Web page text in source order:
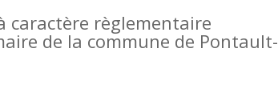
caractère règlementaire
de la commune de Pontault-